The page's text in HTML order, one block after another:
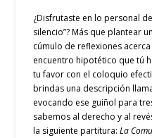
¿Disfrutaste en lo personal
silencio”? Más que plantear
cúmulo de reflexiones
encuentro hipotético que tú
tu favor con el coloquio
brindas una descripción
evocando ese guiñol para
sabemos al derecho y al
la siguiente partitura:La